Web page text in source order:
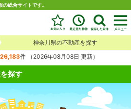
総合サイトです。
神奈川県の不動産を探す
26,183件 （2026年08月08日 更新）
探す